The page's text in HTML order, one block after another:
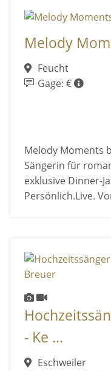
Melody
Feucht
Gage: €
Melody Moments
Sängerin für
exklusive Dinner-
Persönlich.Live.
- Ke ...
Eschweiler